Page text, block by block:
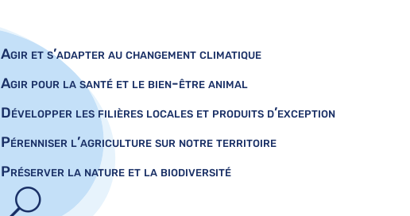
Agir et s’adapter au changement climatique
Agir pour la santé et le bien-être animal
Développer les filières locales et produits d’exception
Pérenniser l’agriculture sur notre territoire
Préserver la nature et la biodiversité